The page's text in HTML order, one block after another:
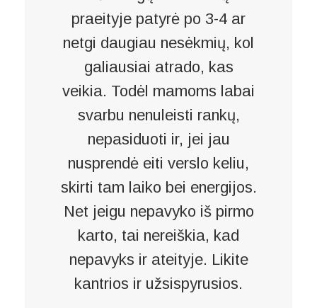
praeityje patyrė po 3-4 ar
netgi daugiau nesėkmių, kol
galiausiai atrado, kas
veikia. Todėl mamoms labai
svarbu nenuleisti rankų,
nepasiduoti ir, jei jau
nusprendė eiti verslo keliu,
skirti tam laiko bei energijos.
Net jeigu nepavyko iš pirmo
karto, tai nereiškia, kad
nepavyks ir ateityje. Likite
kantrios ir užsispyrusios.